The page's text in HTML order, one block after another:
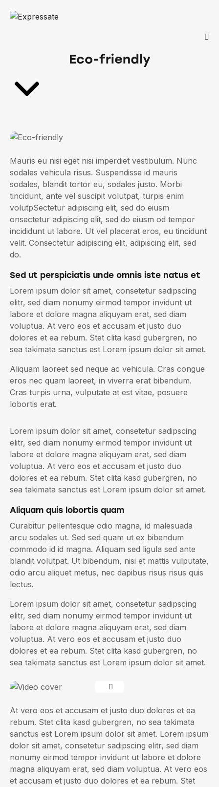
Eco-friendly
Mauris eu nisi eget nisi imperdiet vestibulum. Nunc
sodales vehicula risus. Suspendisse id mauris
sodales, blandit tortor eu, sodales justo. Morbi
tincidunt, ante vel suscipit volutpat, turpis enim
volutpSectetur adipiscing elit, sed do eiusm
onsectetur adipiscing elit, sed do eiusm od tempor
incididunt ut labore. Ut vel placerat eros, eu tincidunt
velit. Consectetur adipiscing elit, adipiscing elit, sed
do.
Sed ut perspiciatis unde omnis iste natus et
Lorem ipsum dolor sit amet, consetetur sadipscing
elitr, sed diam nonumy eirmod tempor invidunt ut
labore et dolore magna aliquyam erat, sed diam
voluptua. At vero eos et accusam et justo duo
dolores et ea rebum. Stet clita kasd gubergren, no
sea takimata sanctus est Lorem ipsum dolor sit amet.
Aliquam laoreet sed neque ac vehicula. Cras congue
eros nec quam laoreet, in viverra erat bibendum.
Cras turpis urna, vulputate at est vitae, posuere
lobortis erat.
Lorem ipsum dolor sit amet, consetetur sadipscing
elitr, sed diam nonumy eirmod tempor invidunt ut
labore et dolore magna aliquyam erat, sed diam
voluptua. At vero eos et accusam et justo duo
dolores et ea rebum. Stet clita kasd gubergren, no
sea takimata sanctus est Lorem ipsum dolor sit amet.
Aliquam quis lobortis quam
Curabitur pellentesque odio magna, id malesuada
arcu sodales ut. Sed sed quam ut ex bibendum
commodo id id magna. Aliquam sed ligula sed ante
blandit volutpat. Ut bibendum, nisi et mattis vulputate,
odio arcu aliquet metus, nec dapibus risus risus quis
lectus.
Lorem ipsum dolor sit amet, consetetur sadipscing
elitr, sed diam nonumy eirmod tempor invidunt ut
labore et dolore magna aliquyam erat, sed diam
voluptua. At vero eos et accusam et justo duo
dolores et ea rebum. Stet clita kasd gubergren, no
sea takimata sanctus est Lorem ipsum dolor sit amet.
At vero eos et accusam et justo duo dolores et ea
rebum. Stet clita kasd gubergren, no sea takimata
sanctus est Lorem ipsum dolor sit amet. Lorem ipsum
dolor sit amet, consetetur sadipscing elitr, sed diam
nonumy eirmod tempor invidunt ut labore et dolore
magna aliquyam erat, sed diam voluptua. At vero eos
et accusam et justo duo dolores et ea rebum. Stet